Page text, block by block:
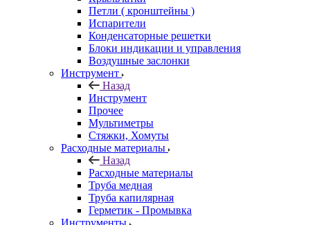
Петли ( кронштейны )
Испарители
Конденсаторные решетки
Блоки индикации и управления
Воздушные заслонки
Инструмент
Назад
Инструмент
Прочее
Мультиметры
Стяжки, Хомуты
Расходные материалы
Назад
Расходные материалы
Труба медная
Труба капилярная
Герметик - Промывка
Инструменты